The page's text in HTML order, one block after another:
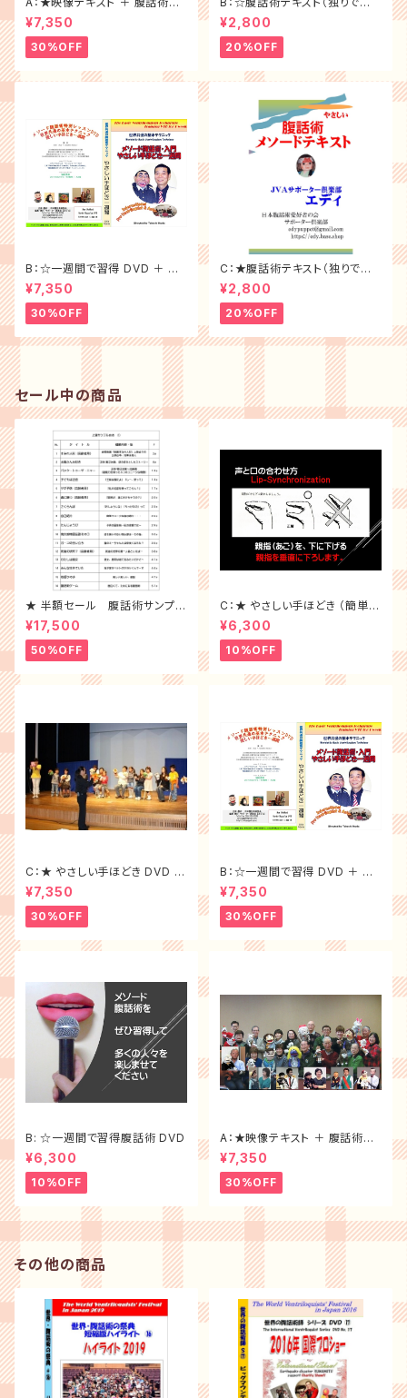
キスト＜大特価セット割30%of
f ＞
¥7,350
30%OFF
べる優れもの）
¥2,800
20%OFF
B：☆一週間で習得 DVD ＋ 腹
話術テキスト ＜大特価セット割
30%off＞
¥7,350
30%OFF
C：★腹話術テキスト（独りで学
べる優れもの）
¥2,800
20%OFF
セール中の商品
★ 半額セール 腹話術サンプル
台本10冊 （ 1~10 ）全セット
¥17,500
50%OFF
C：★ やさしい手ほどき （簡単に
習得 DVD）
¥6,300
10%OFF
C：★ やさしい手ほどき DVD ＋
腹話術テキスト ＜大特価セット
割f）
¥7,350
30%OFF
B：☆一週間で習得 DVD ＋ 腹
話術テキスト ＜大特価セット割
30%off＞
¥7,350
30%OFF
B: ☆一週間で習得腹話術 DVD
¥6,300
10%OFF
A：★映像テキスト ＋ 腹話術テ
キスト＜大特価セット割30%of
f ＞
¥7,350
30%OFF
その他の商品